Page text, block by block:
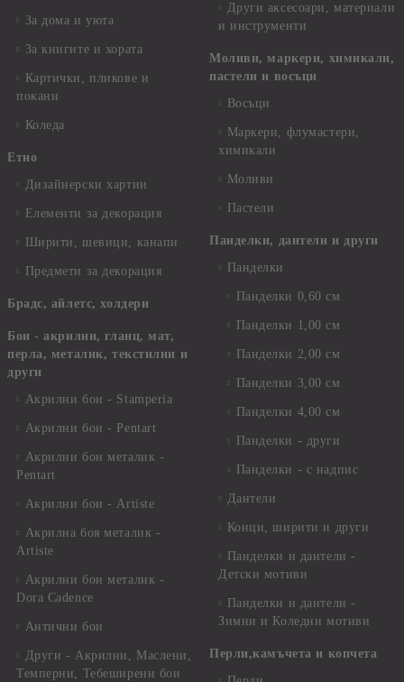
За дома и уюта
За книгите и хората
Картички, пликове и
покани
Коледа
Етно
Дизайнерски хартии
Елементи за декорация
Ширити, шевици, канапи
Предмети за декорация
Брадс, айлетс, холдери
Бои - акрилни, гланц, мат,
перла, металик, текстилни и
други
Акрилни бои - Stamperia
Акрилни бои - Pentart
Акрилни бои металик -
Pentart
Акрилни бои - Artiste
Акрилна боя металик -
Artiste
Акрилни бои металик -
Dora Cadence
Антични бои
Други - Акрилни, Маслени,
Темперни, Тебеширени бои
Други аксесоари, материали
и инструменти
Моливи, маркери, химикали,
пастели и восъци
Восъци
Маркери, флумастери,
химикали
Моливи
Пастели
Панделки, дантели и други
Панделки
Панделки 0,60 см
Панделки 1,00 см
Панделки 2,00 см
Панделки 3,00 см
Панделки 4,00 см
Панделки - други
Панделки - с надпис
Дантели
Конци, ширити и други
Панделки и дантели -
Детски мотиви
Панделки и дантели -
Зимни и Коледни мотиви
Перли,камъчета и копчета